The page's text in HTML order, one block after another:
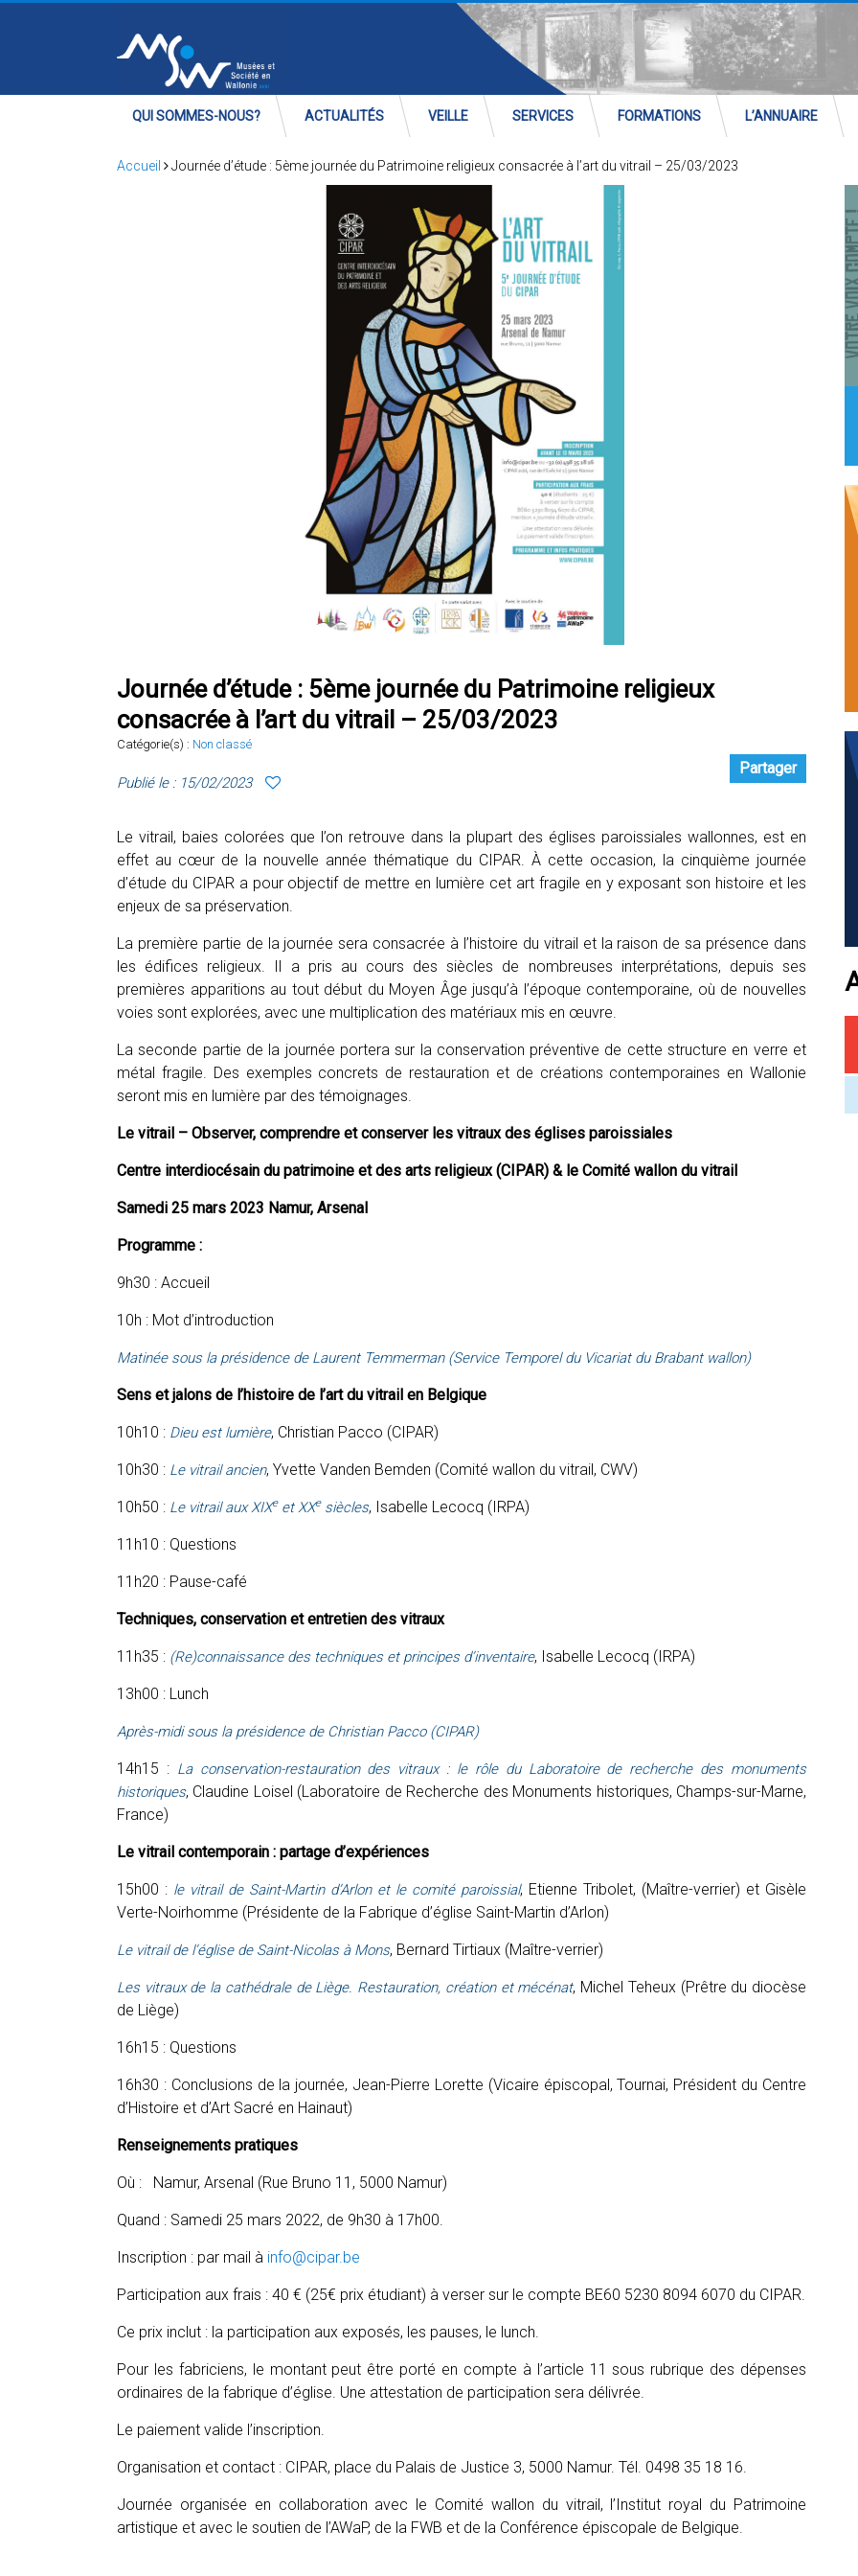
QUI SOMMES-NOUS? ACTUALITÉS VEILLE SERVICES FORMATIONS L’ANNUAIRE
Accueil Journée d’étude : 5ème journée du Patrimoine religieux consacrée à l’art du vitrail – 25/03/2023
Journée d’étude : 5ème journée du Patrimoine religieux
consacrée à l’art du vitrail – 25/03/2023
Catégorie(s) : Non classé
Publié le : 15/02/2023
Partager
Le vitrail, baies colorées que l’on retrouve dans la plupart des églises paroissiales wallonnes, est en
effet au cœur de la nouvelle année thématique du CIPAR. À cette occasion, la cinquième journée
d’étude du CIPAR a pour objectif de mettre en lumière cet art fragile en y exposant son histoire et les
enjeux de sa préservation.
La première partie de la journée sera consacrée à l’histoire du vitrail et la raison de sa présence dans
les édifices religieux. Il a pris au cours des siècles de nombreuses interprétations, depuis ses
premières apparitions au tout début du Moyen Âge jusqu’à l’époque contemporaine, où de nouvelles
voies sont explorées, avec une multiplication des matériaux mis en œuvre.
La seconde partie de la journée portera sur la conservation préventive de cette structure en verre et
métal fragile. Des exemples concrets de restauration et de créations contemporaines en Wallonie
seront mis en lumière par des témoignages.
Le vitrail – Observer, comprendre et conserver les vitraux des églises paroissiales
Centre interdiocésain du patrimoine et des arts religieux (CIPAR) & le Comité wallon du vitrail
Samedi 25 mars 2023 Namur, Arsenal
Programme :
9h30 : Accueil
10h : Mot d’introduction
Matinée sous la présidence de Laurent Temmerman (Service Temporel du Vicariat du Brabant wallon)
Sens et jalons de l’histoire de l’art du vitrail en Belgique
10h10 : Dieu est lumière, Christian Pacco (CIPAR)
10h30 : Le vitrail ancien, Yvette Vanden Bemden (Comité wallon du vitrail, CWV)
10h50 : Le vitrail aux XIXeet XXesiècles, Isabelle Lecocq (IRPA)
11h10 : Questions
11h20 : Pause-café
Techniques, conservation et entretien des vitraux
11h35 : (Re)connaissance des techniques et principes d’inventaire, Isabelle Lecocq (IRPA)
13h00 : Lunch
Après-midi sous la présidence de Christian Pacco (CIPAR)
14h15 : La conservation-restauration des vitraux : le rôle du Laboratoire de recherche des monuments
historiques, Claudine Loisel (Laboratoire de Recherche des Monuments historiques, Champs-sur-Marne,
France)
Le vitrail contemporain : partage d’expériences
15h00 : le vitrail de Saint-Martin d’Arlon et le comité paroissial, Etienne Tribolet, (Maître-verrier) et Gisèle
Verte-Noirhomme (Présidente de la Fabrique d’église Saint-Martin d’Arlon)
Le vitrail de l’église de Saint-Nicolas à Mons, Bernard Tirtiaux (Maître-verrier)
Les vitraux de la cathédrale de Liège. Restauration, création et mécénat, Michel Teheux (Prêtre du diocèse
de Liège)
16h15 : Questions
16h30 : Conclusions de la journée, Jean-Pierre Lorette (Vicaire épiscopal, Tournai, Président du Centre
d’Histoire et d’Art Sacré en Hainaut)
Renseignements pratiques
Où : Namur, Arsenal (Rue Bruno 11, 5000 Namur)
Quand : Samedi 25 mars 2022, de 9h30 à 17h00.
Inscription : par mail à info@cipar.be
Participation aux frais : 40 € (25€ prix étudiant) à verser sur le compte BE60 5230 8094 6070 du CIPAR.
Ce prix inclut : la participation aux exposés, les pauses, le lunch.
Pour les fabriciens, le montant peut être porté en compte à l’article 11 sous rubrique des dépenses
ordinaires de la fabrique d’église. Une attestation de participation sera délivrée.
Le paiement valide l’inscription.
Organisation et contact : CIPAR, place du Palais de Justice 3, 5000 Namur. Tél. 0498 35 18 16.
Journée organisée en collaboration avec le Comité wallon du vitrail, l’Institut royal du Patrimoine
artistique et avec le soutien de l’AWaP, de la FWB et de la Conférence épiscopale de Belgique.